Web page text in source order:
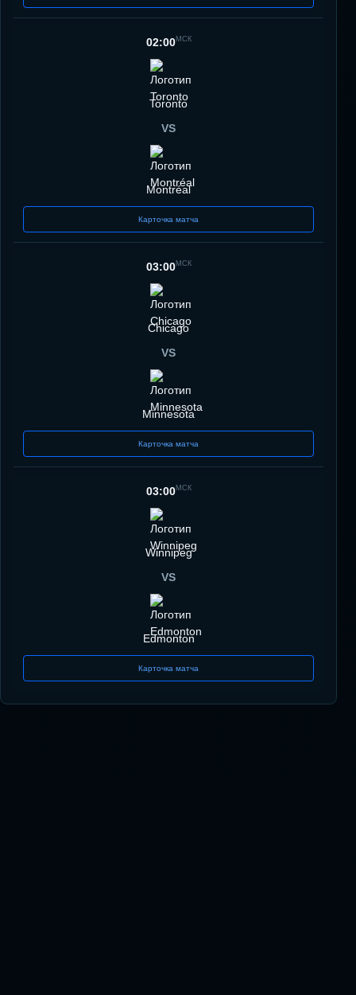
02:00МСК
Toronto
VS
Montréal
Карточка матча
03:00МСК
Chicago
VS
Minnesota
Карточка матча
03:00МСК
Winnipeg
VS
Edmonton
Карточка матча